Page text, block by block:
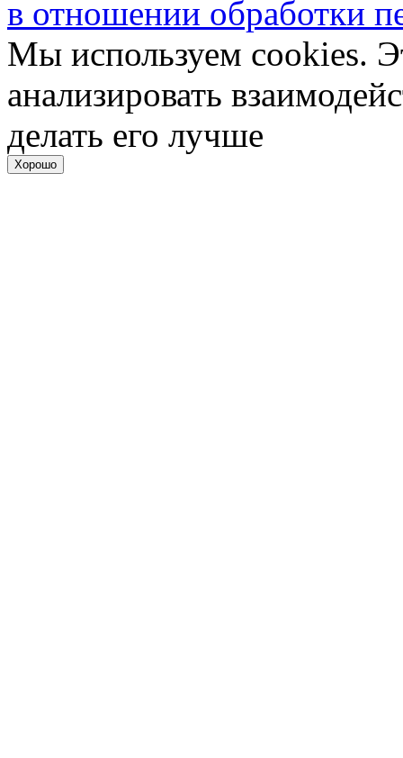
в отношении обработки
Мы используем cookies.
анализировать
делать его лучше
Хорошо